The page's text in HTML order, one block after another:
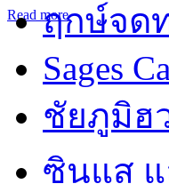
Read moreฤกษ์จด
Sages
ชัยภูมิฮ
ซินแส แ